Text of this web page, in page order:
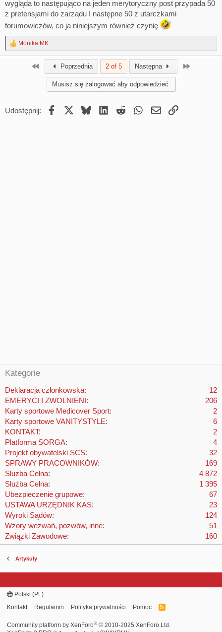
wygląda to następująco na jeden merytoryczny post przypada 50
z pretensjami do zarządu I następne 50 z utarczkami
forumowiczów, co ja niniejszym również czynię
R
e
s
Monika MK
Poprzednia 2 of 5 Następna
Musisz się zalogować aby odpowiedzieć.
Udostępnij: Facebook BlueskyLinkedIn
Reddit WhatsApp
EmailUmieść Link
Kategorie
Deklaracja członkowska
12
EMERYCI I ZWOLNIENI
206
Karty sportowe Medicover Sport
2
Karty sportowe VANITYSTYLE
6
KONTAKT
2
Platforma SORGA
4
Projekt obywatelski SCS
32
SPRAWY PRACOWNIKÓW
169
Służba Celna
4 872
Służba Celna
1 395
Ubezpieczenie grupowe
67
USTAWA URZĘDNIK KAS
23
Wyroki Sądów
124
Wzory wezwań, pozwów, inne
51
Związki Zawodowe
160
Artykuły
Polski (PL)
Kontakt
Regulamin Polityka prywatności Pomoc
R
Community platform by XenForo® © 2010-2025 XenForo Ltd.